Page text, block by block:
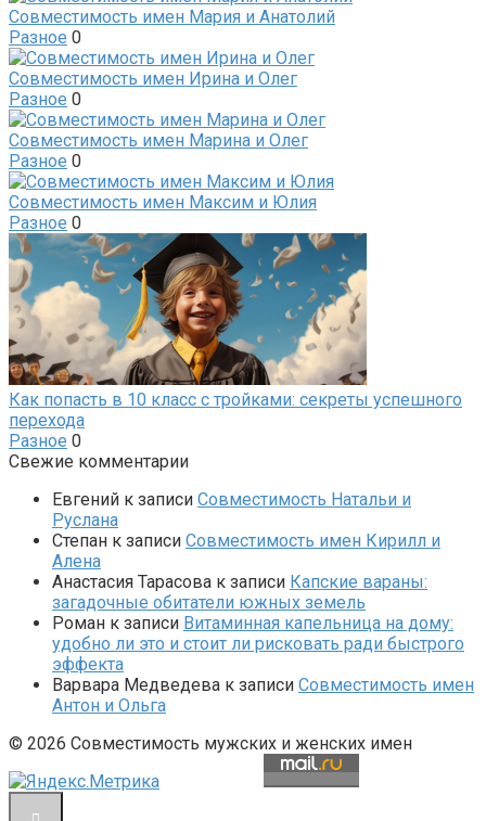
Совместимость имен Мария и Анатолий
Разное 0
Совместимость имен Ирина и Олег
Разное 0
Совместимость имен Марина и Олег
Разное 0
Совместимость имен Максим и Юлия
Разное 0
Как попасть в 10 класс с тройками: секреты успешного
перехода
Разное 0
Свежие комментарии
Евгений к записи Совместимость Натальи и
Руслана
Степан к записи Совместимость имен Кирилл и
Алена
Анастасия Тарасова к записи Капские вараны:
загадочные обитатели южных земель
Роман к записи Витаминная капельница на дому:
удобно ли это и стоит ли рисковать ради быстрого
эффекта
Варвара Медведева к записи Совместимость имен
Антон и Ольга
© 2026 Совместимость мужских и женских имен